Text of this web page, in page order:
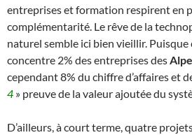
entreprises et formation respirent en
complémentarité. Le rêve de la
naturel semble ici bien vieillir.
concentre 2% des entreprises des
cependant 8% du chiffre d’affaires et
4 » preuve de la valeur ajoutée du
D’ailleurs, à court terme, quatre